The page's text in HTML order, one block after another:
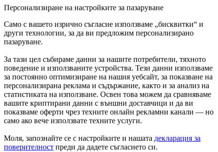
Персонализиране на настройките за пазаруване
Само с вашето изрично съгласие използваме „бисквитки“ и
други технологии, за да ви предложим персонализирано
пазаруване.
За тази цел събираме данни за нашите потребители, тяхното
поведение и използваните устройства. Тези данни използваме
за постоянно оптимизиране на нашия уебсайт, за показване на
персонализирана реклама и съдържание, както и за анализ на
статистиката на използване. Освен това можем да сравняваме
вашите криптирани данни с външни доставчици и да ви
показваме оферти чрез техните онлайн рекламни канали — но
само ако вече използвате техните услуги.
Моля, запознайте се с настройките и нашата декларация за
поверителност преди да дадете съгласието си.